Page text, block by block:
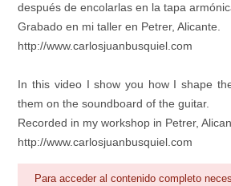
Área personal
después de encolarlas en la tapa
Grabado en mi taller en Petrer, Alicante.
http://www.carlosjuanbusquiel.com
In this video I show you how I shape
them on the soundboard of the guitar.
Recorded in my workshop in Petrer,
http://www.carlosjuanbusquiel.com
Para acceder al contenido completo